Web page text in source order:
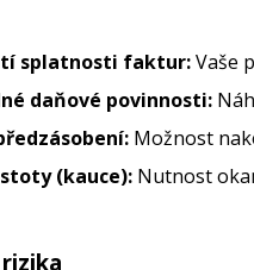
splatnosti faktur:Vaše
daňové povinnosti:
Možnost
(kauce): Nutnost